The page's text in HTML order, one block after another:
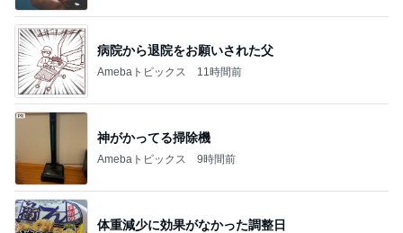
病院から退院をお願いされた父
Amebaトピックス 11時間前
神がかってる掃除機
Amebaトピックス 9時間前
体重減少に効果がなかった調整日